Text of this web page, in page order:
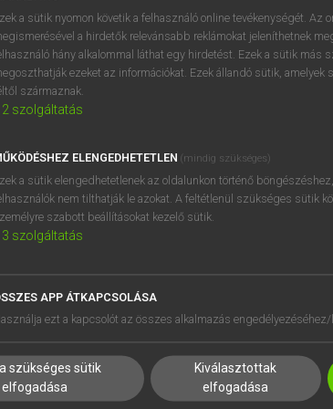
BELÉPÉS
SÚGÓ
RÓLUNK
ELÉRHETŐSÉG
a sütik nyomon követik a felhasználó online tevékenységét. Az
a hirdetők relevánsabb reklámokat jeleníthetnek
hány alkalommal láthat egy hirdetést. Ezek a sütik más
ezeket az információkat. Ezek állandó sütik,
származnak.
2 szolgáltatás
ELENGEDHETETLEN (mindig szükséges)
a sütik elengedhetetlenek az oldalunkon történő
nem tilthatják le azokat. A feltétlenül szükséges sütik
szabott beállításokat kezelő sütik.
3 szolgáltatás
APP ÁTKAPCSOLÁSA
ezt a kapcsolót az összes alkalmazás
szükséges sütik
elfogadása
Kiválasztottak
elfogadása